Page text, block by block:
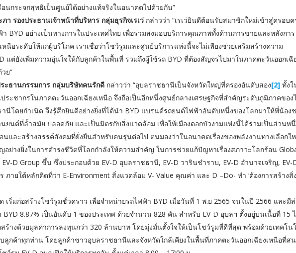
นกระจกสุทธิเป็นศูนย์ได้อย่างแท้จริงในอนาคตไปด้วยกัน”
า รองประธานเจ้าหน้าที่บริหาร กลุ่มธุรกิจเรเว่ กล่าวว่า “เรเว่ยินดีต้อนรับสมาชิกใหม่เข้าสู่ครอบค
BYD อย่างเป็นทางการในประเทศไทย เพื่อร่วมส่งมอบบริการคุณภาพทั้งด้านการขายและหลังการ
อระดับให้แก่ผู้บริโภค เราเชื่อว่าโชว์รูมและศูนย์บริการแห่งนี้จะไม่เพียงช่วยเสริมสร้างความ
แต่ยังเพิ่มความอุ่นใจให้กับลูกค้าในพื้นที่ รวมถึงผู้ใช้รถ BYD ที่ต้องสัญจรไปมาในภาคตะวันออกเฉี
ย”
ะธานกรรมการ กลุ่มบริษัทคนรักดี กล่าวว่า “อุบลราชธานีเป็นจังหวัดใหญ่ที่ครองอันดับสอง[2] ทั้งใ
ะชากรในภาคตะวันออกเฉียงเหนือ จึงถือเป็นอีกหนึ่งศูนย์กลางเศรษฐกิจที่สำคัญระดับภูมิภาคของ
นีโดยกำเนิด จึงรู้สึกยินดีอย่างยิ่งที่ได้นำ BYD แบรนด์รถยนต์ไฟฟ้าอันดับหนึ่งของโลกมาให้พี่น้อง
ยนต์ที่ล้ำสมัย ปลอดภัย และเป็นมิตรกับสิ่งแวดล้อม เพื่อให้เมืองดอกบัวงามแห่งนี้ได้ร่วมเป็นส่วนห
และสร้างสรรค์สังคมที่ยั่งยืนสำหรับคนรุ่นต่อไป ตนมองว่าในอนาคตเรื่องของพลังงานทางเลือกใ
ย่างยิ่งในการดำรงชีวิตที่โลกกำลังให้ความสำคัญ ในการช่วยแก้ปัญหาเรื่องสภาวะโลกร้อน
D Group ขึ้น ซึ่งประกอบด้วย EV-D อุบลราชธานี, EV-D วารินชำราบ, EV-D อำนาจเจริญ, EV-
ภายใต้หลักคิดที่ว่า E-Environment สิ่งแวดล้อม V- Value คุณค่า และ D –Do- ทำ ‘ต้องการสร้างสิ่ง
เริ่มก่อสร้างโชว์รูมชั่วคราว เพื่อจำหน่ายรถไฟฟ้า BYD เมื่อวันที่ 1 พ.ย 2565 จนในปี 2566 และมี
8.87% เป็นอันดับ 1 ของประเทศ ด้วยจำนวน 828 คัน สำหรับ EV-D อุบลฯ ตั้งอยู่บนเนื้อที่ 15
ร้างด้วยมูลค่าการลงทุนกว่า 320 ล้านบาท โดยมุ่งมั่นตั้งใจให้เป็นโชว์รูมที่ดีที่สุด พร้อมด้วยเทคโน
กค้าทุกท่าน โดยลูกค้าชาวอุบลราชธานีและจังหวัดใกล้เคียงในพื้นที่ภาคตะวันออกเฉียงเหนือที่ส